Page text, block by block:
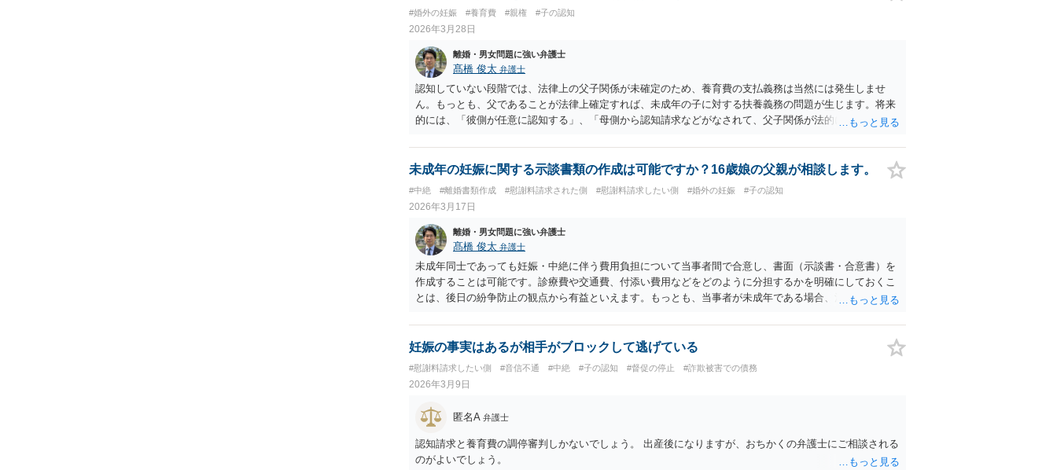
#婚外の妊娠 #養育費 #親権 #子の認知
2026年3月28日
離婚・男女問題に強い弁護士
髙橋 俊太 弁護士
認知していない段階では、法律上の父子関係が未確定のため、養育費の支払義務は当然には発生しませ
ん。もっとも、父であることが法律上確定すれば、未成年の子に対する扶養義務の問題が生じます。将来
的には、「彼側が任意に認知する」、「母側から認知請求などがなされて、父子関係が法的に確定する」
いう話だった」「相手が勝手に産んだ」という事情だけで、法律上の扶養義務が当然に消えるわけではな
い点には留意が必要です。 金額については、裁判所の養育費算定表をもとに、双方の年収と子の年齢で大
年収と権利者の年収の組み合わせに応じて月額の目安が分かります。 https://www.courts.go.jp/vc-files/co
urts/file5/youiku-1.pdf
未成年の妊娠に関する示談書類の作成は可能ですか？16歳娘の父親が相談します。
#中絶 #離婚書類作成 #慰謝料請求された側 #慰謝料請求したい側 #婚外の妊娠 #子の認知
2026年3月17日
離婚・男女問題に強い弁護士
髙橋 俊太 弁護士
未成年同士であっても妊娠・中絶に伴う費用負担について当事者間で合意し、書面（示談書・合意書）を
作成することは可能です。診療費や交通費、付添い費用などをどのように分担するかを明確にしておくこ
とは、後日の紛争防止の観点から有益といえます。もっとも、当事者が未成年である場合、法的には親権
合意では十分な法的安定性が得られない可能性があることには留意が必要です。弁護士に依頼すれば、事
情を踏まえた示談書（合意書）の作成や内容の確認を行うことは可能です。金額や支払方法、今後の連絡
妊娠の事実はあるが相手がブロックして逃げている
#慰謝料請求したい側 #音信不通 #中絶 #子の認知 #督促の停止 #詐欺被害での債務
2026年3月9日
匿名A 弁護士
認知請求と養育費の調停審判しかないでしょう。 出産後になりますが、おちかくの弁護士にご相談される
のがよいでしょう。